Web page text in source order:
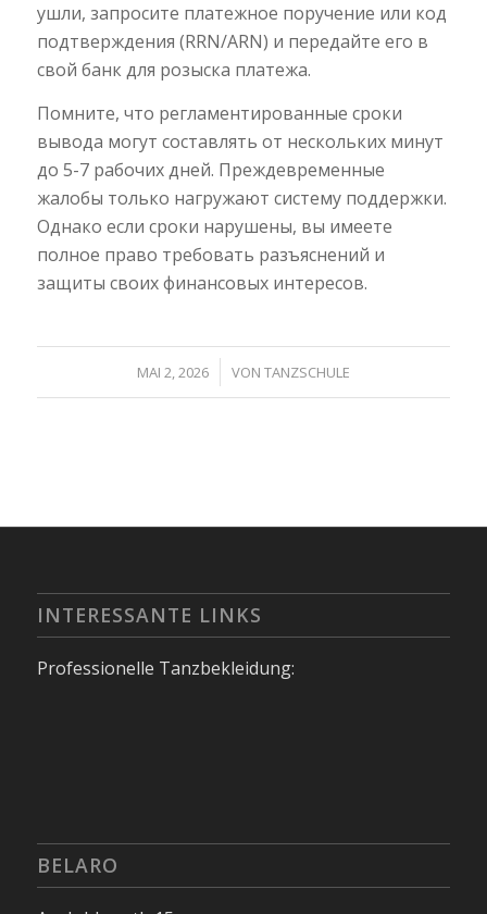
ушли, запросите платежное поручение или код
подтверждения (RRN/ARN) и передайте его в
свой банк для розыска платежа.
Помните, что регламентированные сроки
вывода могут составлять от нескольких минут
до 5-7 рабочих дней. Преждевременные
жалобы только нагружают систему поддержки.
Однако если сроки нарушены, вы имеете
полное право требовать разъяснений и
защиты своих финансовых интересов.
MAI 2, 2026
/ VON TANZSCHULE
INTERESSANTE LINKS
Professionelle Tanzbekleidung:
BELARO